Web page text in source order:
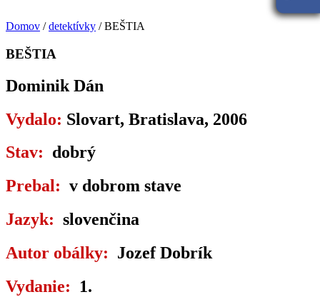
Domov /detektívky / BEŠTIA
BEŠTIA
Dominik Dán
Vydalo: Slovart, Bratislava, 2006
Stav: dobrý
Prebal: v dobrom stave
Jazyk: slovenčina
Autor obálky: Jozef Dobrík
Vydanie: 1.